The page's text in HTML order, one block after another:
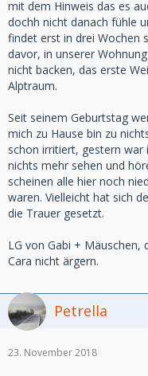
mit dem Hinweis das es
dochh nicht danach fühle
findet erst in drei Wochen
davor, in unserer
nicht backen, das erste
Alptraum.
Seit seinem Geburtstag
mich zu Hause bin zu
schon irritiert, gestern
nichts mehr sehen und
scheinen alle hier noch
waren. Vielleicht hat sich
die Trauer gesetzt.
LG von Gabi + Mäuschen,
Cara nicht ärgern.
Petrella
23. November 2018